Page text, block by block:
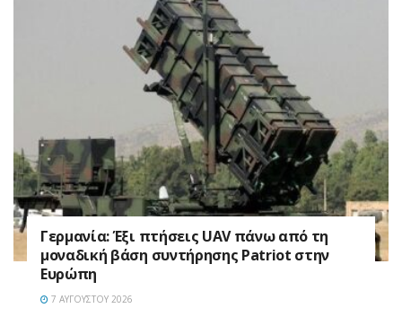
Γερμανία: Έξι πτήσεις UAV πάνω από τη
μοναδική βάση συντήρησης Patriot στην
Ευρώπη
7 ΑΥΓΟΎΣΤΟΥ 2026